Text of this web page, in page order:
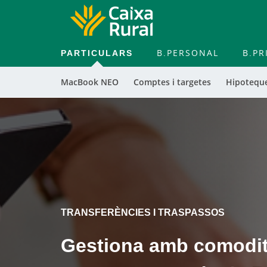
PARTICULARS
MacBook NEO Comptes i targetes
B.PERSONAL
contenido,
por
espere...
TRANSFERÈNCIES I TRASPASSOS
Gestiona amb